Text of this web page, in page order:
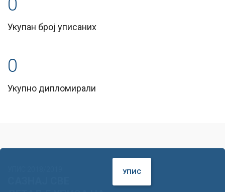
0
Укупан број уписаних
0
Укупно дипломирали
УПИС